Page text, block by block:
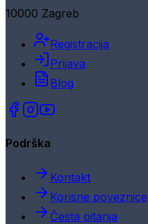
10000 Zagreb
Registracija
Prijava
Blog
Podrška
Kontakt
Korisne poveznice
Česta pitanja